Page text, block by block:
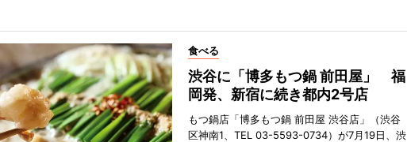
食べる
渋谷に「博多もつ鍋 前田屋」 福
岡発、新宿に続き都内2号店
もつ鍋店「博多もつ鍋 前田屋 渋谷店」（渋谷
区神南1、TEL 03-5593-0734）が7月19日、渋